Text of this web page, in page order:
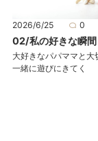
2026/6/25 0
02/私の好きな瞬間
大好きなパパママと大
一緒に遊びにきてく